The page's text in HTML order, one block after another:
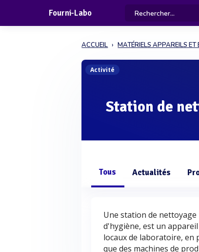
Fourni-Labo
ACCUEIL MATÉRIELS APPAREILS ET
Activité
Station de
Tous Actualités
Une station de
d'hygiène, est un
locaux de laboratoire,
que des machines de